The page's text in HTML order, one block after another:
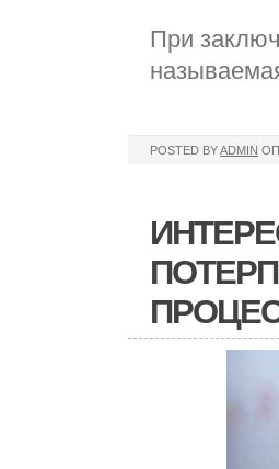
При
POSTED BYADMIN